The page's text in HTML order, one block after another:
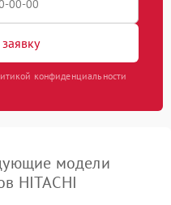
конфиденциальности
модели
HITACHI